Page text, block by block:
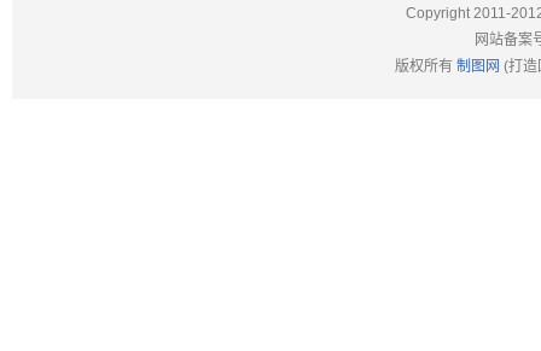
Copyright 2011-
网站备案
版权所有 制图网 (打造